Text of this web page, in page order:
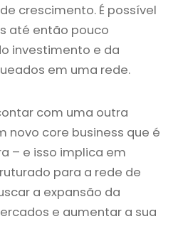
crescimento. É possível
até então pouco
investimento e da
em uma rede.
com uma outra
novo core business que é
– e isso implica em
para a rede de
a expansão da
e aumentar a sua